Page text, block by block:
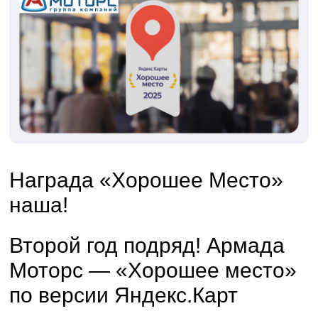
Награда «Хорошее Место»
наша!
Второй год подряд! Армада
Моторс — «Хорошее место»
по версии Яндекс.Карт